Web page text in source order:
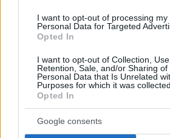
I want to opt-out of processing my
Personal Data for Targeted
Opted In
I want to opt-out of Collection, Use,
Retention, Sale, and/or Sharing of
Personal Data that Is Unrelated
Purposes for which it was collected.
Opted In
Google consents
háló egyetlen térben